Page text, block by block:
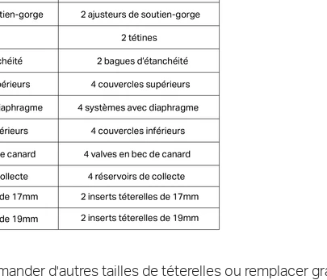
d'autres tailles de téterelles ou remplacer